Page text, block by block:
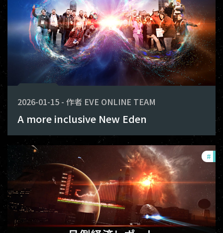
2026-01-15 - 作者 EVE ONLINE TEAM
A more inclusive New Eden
#